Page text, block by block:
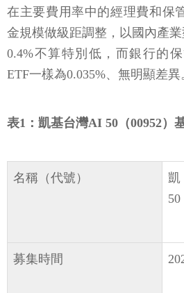
在主要費用率中的經理費和保
金規模做級距調整，以國內產
0.4%不算特別低，而銀行的
ETF一樣為0.035%、無明顯差異
表1：凱基台灣AI 50（00952）
名稱（代號）
50
募集時間